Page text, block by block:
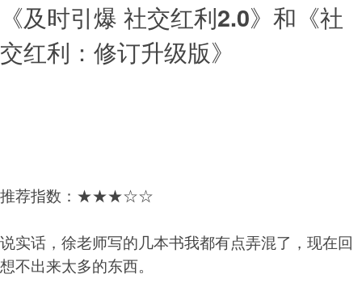
《及时引爆 社交红利2.0》和《社
交红利：修订升级版》
推荐指数：★★★☆☆
说实话，徐老师写的几本书我都有点弄混了，现在回
想不出来太多的东西。